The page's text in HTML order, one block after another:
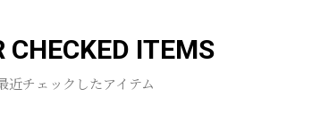
物を続ける カートへ進む
CHECKED ITEMS
近チェックしたアイテム